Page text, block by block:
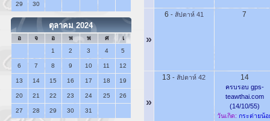
29 30
ตุลาคม 2024
อ จ อ พ พ ศ
เ
1
2 3 4 5
6 7 8 9 10 11 12
13 14 15 16 17 18 19
20 21 22 23 24 25 26
27 28 29 30 31
»
6 - สัปดาห์ 41 7
»
13 -สัปดาห์ 42 14
ครบรอบ gps-
teawthai.com
(14/10/55)
วันเกิด: กระต่ายน้อ